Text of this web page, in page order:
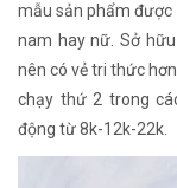
mẫu sản phẩm được
nam hay nữ. Sở
nên có vẻ tri thức
chạy thứ 2 trong
động từ 8k-12k-22k.